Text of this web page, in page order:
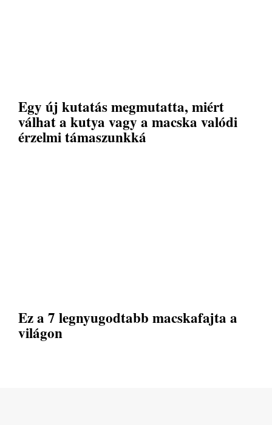
Egy új kutatás megmutatta, miért
válhat a kutya vagy a macska valódi
érzelmi támaszunkká
Ez a 7 legnyugodtabb macskafajta a
világon